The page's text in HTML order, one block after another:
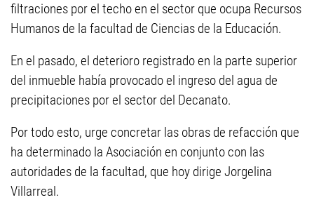
filtraciones por el techo en el sector que ocupa Recursos
Humanos de la facultad de Ciencias de la Educación.
En el pasado, el deterioro registrado en la parte superior
del inmueble había provocado el ingreso del agua de
precipitaciones por el sector del Decanato.
Por todo esto, urge concretar las obras de refacción que
ha determinado la Asociación en conjunto con las
autoridades de la facultad, que hoy dirige Jorgelina
Villarreal.